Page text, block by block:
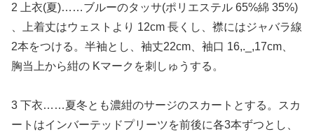
2 上衣(夏)……ブルーのタッサ(ポリエステル 65%綿 35%)
、上着丈はウェストより 12cm 長くし、襟にはジャバラ線
2本をつける。半袖とし、袖丈22cm、袖口 16,._,17cm、
胸当上から紺の Kマークを刺しゅうする。
3 下衣……夏冬とも濃紺のサージのスカートとする。スカ
ートはインバーテッドプリーツを前後に各3本ずつとし、